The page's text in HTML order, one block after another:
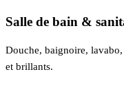
Salle de bain &
Douche, baignoire,
et brillants.